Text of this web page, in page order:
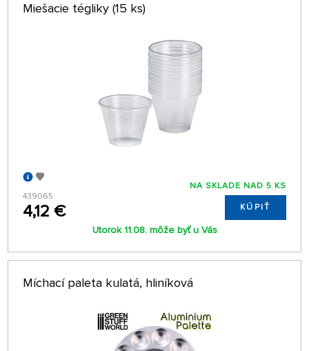
Miešacie tégliky (15 ks)
439065
4,12 €
NA SKLADE NAD 5 KS
KÚPIŤ
Utorok 11.08. môže byť u Vás
Míchací paleta kulatá, hliníková